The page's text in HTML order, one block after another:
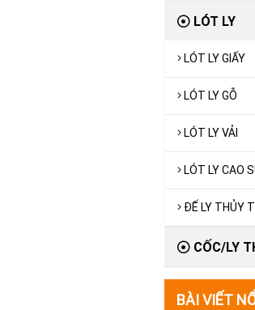
LÓT LY
LÓT LY GIẤY
LÓT LY GỖ
LÓT LY VẢI
LÓT LY CAO
ĐẾ LY THỦY
CỐC/LY
BÀI VIẾT